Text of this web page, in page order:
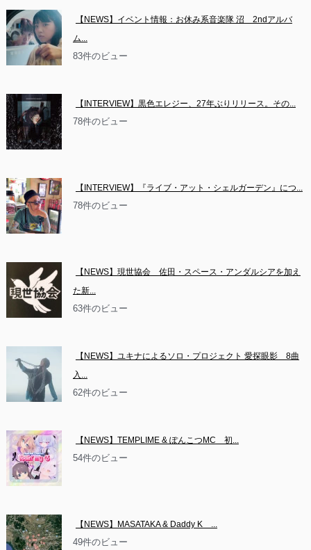
【NEWS】イベント情報：お休み系音楽隊 沼　2ndアルバ
ム...
83件のビュー
【INTERVIEW】黒色エレジー、27年ぶりリリース。その...
78件のビュー
【INTERVIEW】『ライブ・アット・シェルガーデン』につ...
78件のビュー
【NEWS】現世協会　佐田・スペース・アンダルシアを加え
た新...
63件のビュー
【NEWS】ユキナによるソロ・プロジェクト 愛探眼影　8曲
入...
62件のビュー
【NEWS】TEMPLIME & ぽんこつMC　初...
54件のビュー
【NEWS】MASATAKA & Daddy K　...
49件のビュー